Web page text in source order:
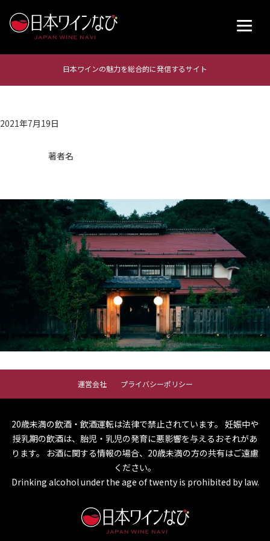
日本ワインの魅力を総合的に発信するサイト
2021年7月19日
著者名
運営会社 プライバシーポリシー
20歳未満の飲酒・飲酒運転は法律で禁止されています。 妊娠中や
授乳期の飲酒は、胎児・乳児の発育に悪影響を与えるおそれがあ
ります。
お酒に関する情報の場合、20歳未満の方の共有はご遠慮
ください。
Drinking alcohol under the age of twenty is prohibited by law.